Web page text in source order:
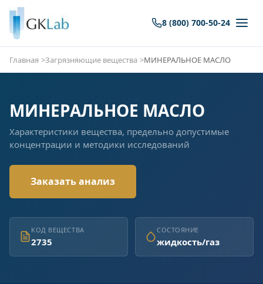
8 (800) 700-50-24
Главная Загрязняющие вещества МИНЕРАЛЬНОЕ МАСЛО
МИНЕРАЛЬНОЕ МАСЛО
Характеристики вещества, предельно допустимые
концентрации и методики исследований
Заказать анализ
КОД ВЕЩЕСТВА
2735
СОСТОЯНИЕ
жидкость/газ